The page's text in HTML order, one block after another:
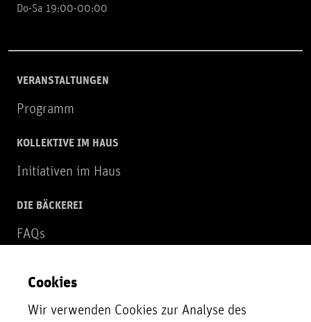
Do-Sa 19:00-00:00
VERANSTALTUNGEN
Programm
KOLLEKTIVE IM HAUS
Initiativen im Haus
DIE BÄCKEREI
FAQs
NEWSLETTER
Zur Newsletter Anmeldung
Cookies
Wir verwenden Cookies zur Analyse des